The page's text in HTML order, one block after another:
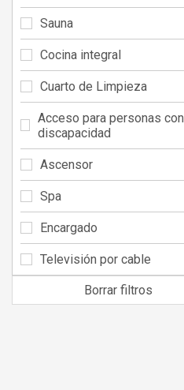
Sauna
Cocina integral
Cuarto de Limpieza
Acceso para personas con
discapacidad
Ascensor
Spa
Encargado
Televisión por cable
Borrar filtros